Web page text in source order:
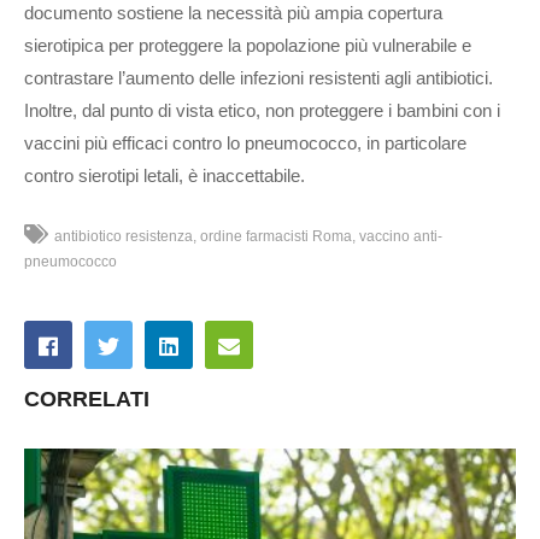
documento sostiene la necessità più ampia copertura
sierotipica per proteggere la popolazione più vulnerabile e
contrastare l’aumento delle infezioni resistenti agli antibiotici.
Inoltre, dal punto di vista etico, non proteggere i bambini con i
vaccini più efficaci contro lo pneumococco, in particolare
contro sierotipi letali, è inaccettabile.
antibiotico resistenza ordine farmacisti Roma vaccino anti-
pneumococco
CORRELATI